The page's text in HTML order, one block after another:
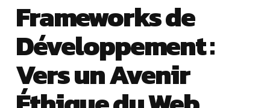
Frameworks de
Développement :
Vers un Avenir